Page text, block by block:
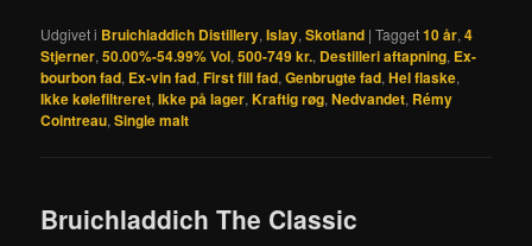
Udgivet i Bruichladdich Distillery,Islay,Skotland |Tagget10 år,4
Stjerner,50.00%-54.99% Vol,500-749 kr., Destilleri aftapning, Ex-
bourbon fad, Ex-vin fad,First fill fad,Genbrugte fad,Hel flaske,
Ikke kølefiltreret,Ikke på lager,Kraftig røg,Nedvandet, Rémy
Cointreau,Single malt
Bruichladdich The Classic